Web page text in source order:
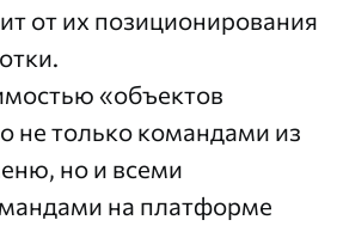
от их позиционирования
«объектов
не только командами из
но и всеми
на платформе